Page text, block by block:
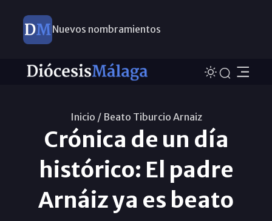
Nuevos nombramientos
Inicio / Beato Tiburcio Arnaiz
Crónica de un día
histórico: El padre
Arnáiz ya es beato